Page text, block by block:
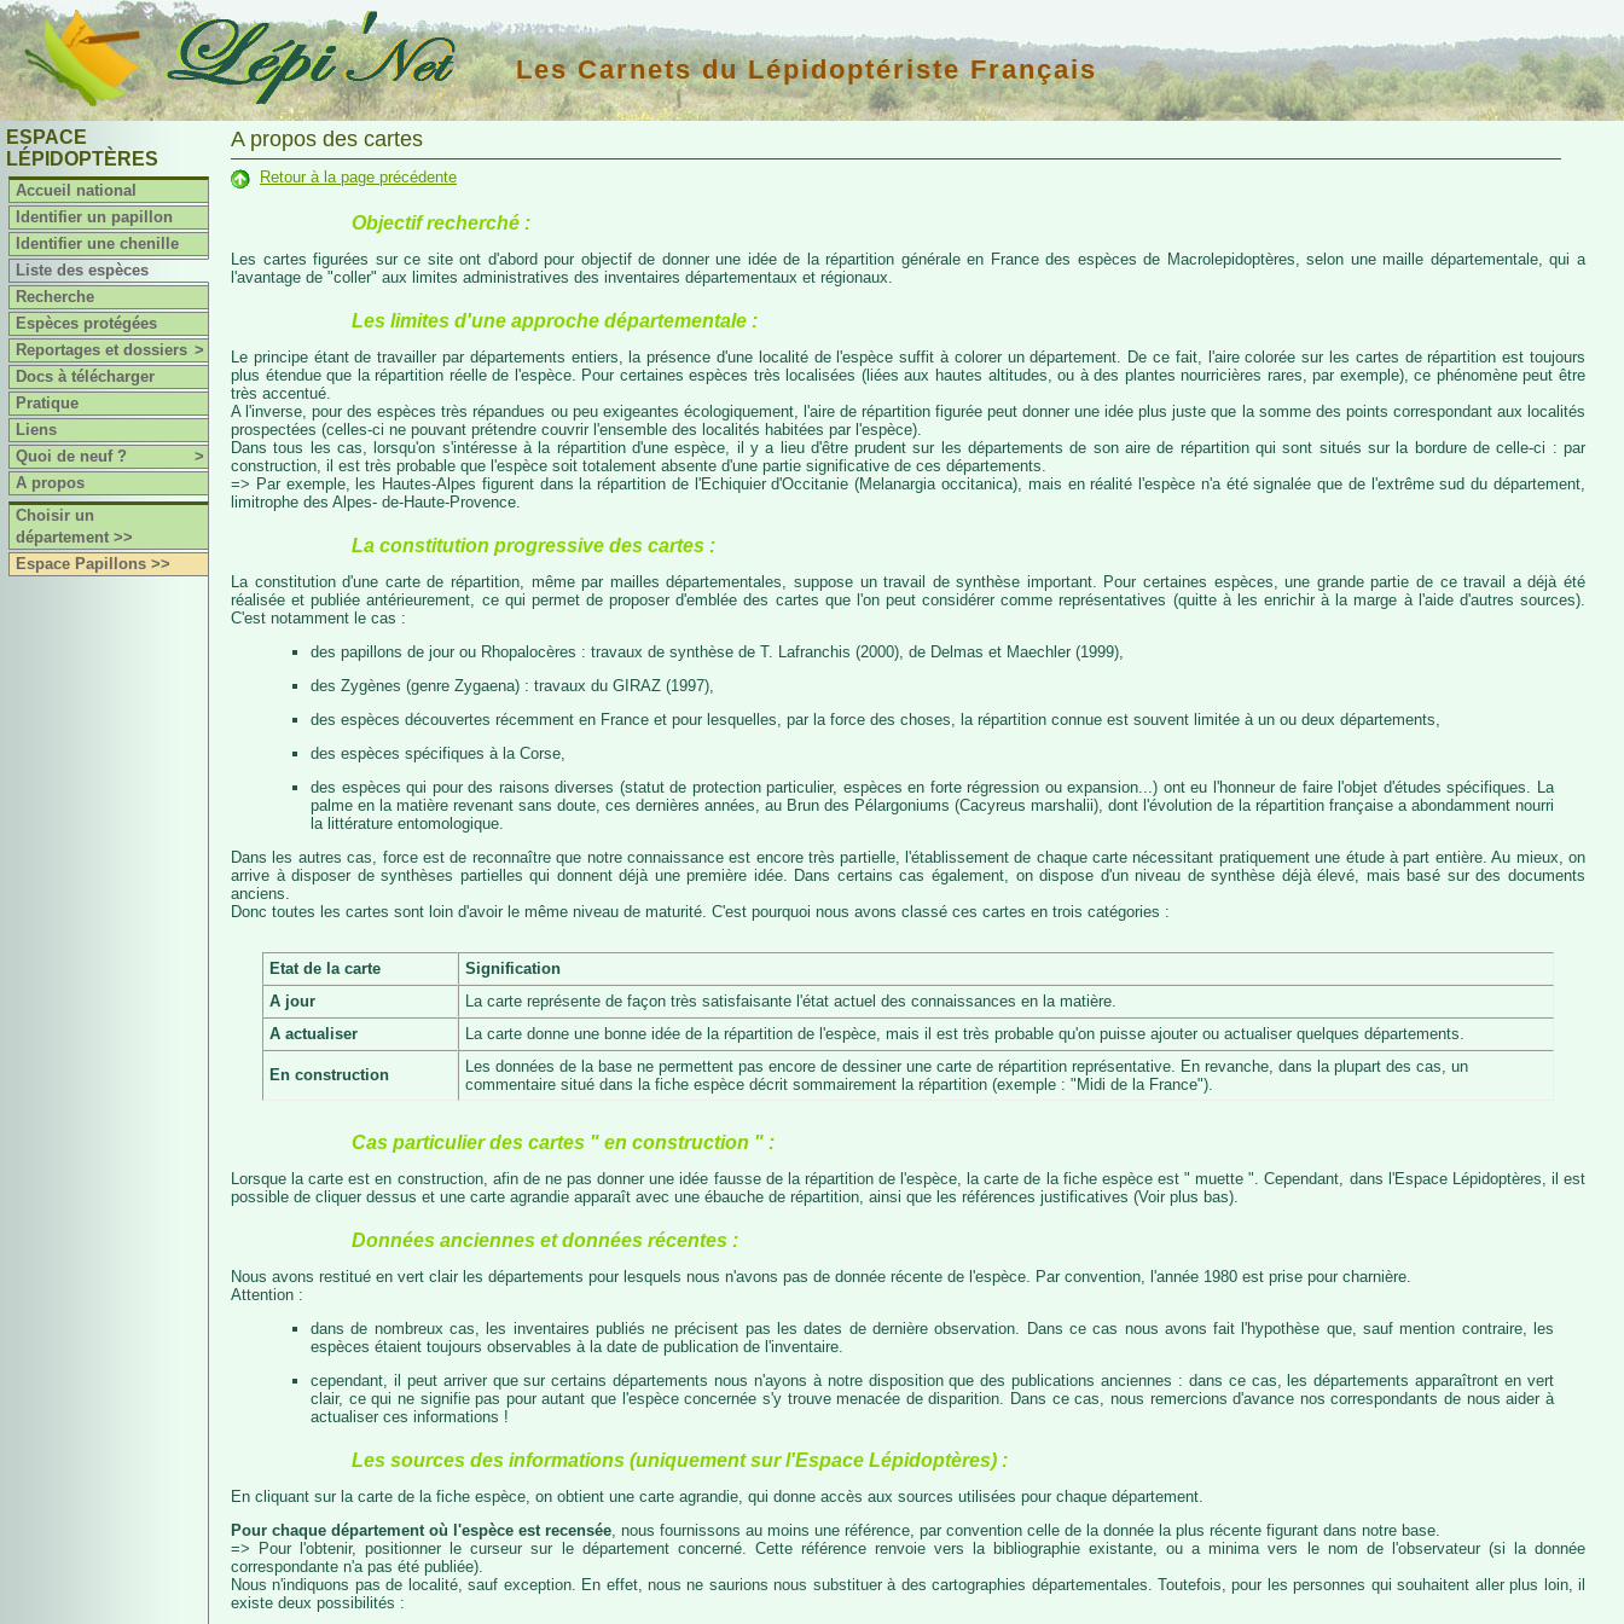
Les Carnets du Lépidoptériste Français
ESPACE
LÉPIDOPTÈRES
Accueil national
Identifier un papillon
Identifier une chenille
Liste des espèces
Recherche
Espèces protégées
Reportages et dossiers >
Docs à télécharger
Pratique
Liens
Quoi de neuf ?
>
A propos
Choisir un
département >>
Espace Papillons >>
A propos des cartes
Retour à la page précédente
Objectif recherché :
Les cartes figurées sur ce site ont d'abord pour objectif de donner une idée de la répartition générale en France des espèces de Macrolepidoptères, selon une maille départementale, qui a
l'avantage de "coller" aux limites administratives des inventaires départementaux et régionaux.
Les limites d'une approche départementale :
Le principe étant de travailler par départements entiers, la présence d'une localité de l'espèce suffit à colorer un département. De ce fait, l'aire colorée sur les cartes de répartition est toujours
plus étendue que la répartition réelle de l'espèce. Pour certaines espèces très localisées (liées aux hautes altitudes, ou à des plantes nourricières rares, par exemple), ce phénomène peut être
très accentué.
A l'inverse, pour des espèces très répandues ou peu exigeantes écologiquement, l'aire de répartition figurée peut donner une idée plus juste que la somme des points correspondant aux localités
prospectées (celles-ci ne pouvant prétendre couvrir l'ensemble des localités habitées par l'espèce).
Dans tous les cas, lorsqu'on s'intéresse à la répartition d'une espèce, il y a lieu d'être prudent sur les départements de son aire de répartition qui sont situés sur la bordure de celle-ci : par
construction, il est très probable que l'espèce soit totalement absente d'une partie significative de ces départements.
=> Par exemple, les Hautes-Alpes figurent dans la répartition de l'Echiquier d'Occitanie (Melanargia occitanica), mais en réalité l'espèce n'a été signalée que de l'extrême sud du département,
limitrophe des Alpes- de-Haute-Provence.
La constitution progressive des cartes :
La constitution d'une carte de répartition, même par mailles départementales, suppose un travail de synthèse important. Pour certaines espèces, une grande partie de ce travail a déjà été
réalisée et publiée antérieurement, ce qui permet de proposer d'emblée des cartes que l'on peut considérer comme représentatives (quitte à les enrichir à la marge à l'aide d'autres sources).
C'est notamment le cas :
des papillons de jour ou Rhopalocères : travaux de synthèse de T. Lafranchis (2000), de Delmas et Maechler (1999),
des Zygènes (genre Zygaena) : travaux du GIRAZ (1997),
des espèces découvertes récemment en France et pour lesquelles, par la force des choses, la répartition connue est souvent limitée à un ou deux départements,
des espèces spécifiques à la Corse,
des espèces qui pour des raisons diverses (statut de protection particulier, espèces en forte régression ou expansion...) ont eu l'honneur de faire l'objet d'études spécifiques. La
palme en la matière revenant sans doute, ces dernières années, au Brun des Pélargoniums (Cacyreus marshalii), dont l'évolution de la répartition française a abondamment nourri
la littérature entomologique.
Dans les autres cas, force est de reconnaître que notre connaissance est encore très partielle, l'établissement de chaque carte nécessitant pratiquement une étude à part entière. Au mieux, on
arrive à disposer de synthèses partielles qui donnent déjà une première idée. Dans certains cas également, on dispose d'un niveau de synthèse déjà élevé, mais basé sur des documents
anciens.
Donc toutes les cartes sont loin d'avoir le même niveau de maturité. C'est pourquoi nous avons classé ces cartes en trois catégories :
Etat de la carte
Signification
A jour
La carte représente de façon très satisfaisante l'état actuel des connaissances en la matière.
A actualiser
La carte donne une bonne idée de la répartition de l'espèce, mais il est très probable qu'on puisse ajouter ou actualiser quelques départements.
En construction
Les données de la base ne permettent pas encore de dessiner une carte de répartition représentative. En revanche, dans la plupart des cas, un
commentaire situé dans la fiche espèce décrit sommairement la répartition (exemple : "Midi de la France").
Cas particulier des cartes " en construction " :
Lorsque la carte est en construction, afin de ne pas donner une idée fausse de la répartition de l'espèce, la carte de la fiche espèce est " muette ". Cependant, dans l'Espace Lépidoptères, il est
possible de cliquer dessus et une carte agrandie apparaît avec une ébauche de répartition, ainsi que les références justificatives (Voir plus bas).
Données anciennes et données récentes :
Nous avons restitué en vert clair les départements pour lesquels nous n'avons pas de donnée récente de l'espèce. Par convention, l'année 1980 est prise pour charnière.
Attention :
dans de nombreux cas, les inventaires publiés ne précisent pas les dates de dernière observation. Dans ce cas nous avons fait l'hypothèse que, sauf mention contraire, les
espèces étaient toujours observables à la date de publication de l'inventaire.
cependant, il peut arriver que sur certains départements nous n'ayons à notre disposition que des publications anciennes : dans ce cas, les départements apparaîtront en vert
clair, ce qui ne signifie pas pour autant que l'espèce concernée s'y trouve menacée de disparition. Dans ce cas, nous remercions d'avance nos correspondants de nous aider à
actualiser ces informations !
Les sources des informations (uniquement sur l'Espace Lépidoptères) :
En cliquant sur la carte de la fiche espèce, on obtient une carte agrandie, qui donne accès aux sources utilisées pour chaque département.
Pour chaque département où l'espèce est recensée , nous fournissons au moins une référence, par convention celle de la donnée la plus récente figurant dans notre base.
=> Pour l'obtenir, positionner le curseur sur le département concerné. Cette référence renvoie vers la bibliographie existante, ou a minima vers le nom de l'observateur (si la donnée
correspondante n'a pas été publiée).
Nous n'indiquons pas de localité, sauf exception. En effet, nous ne saurions nous substituer à des cartographies départementales. Toutefois, pour les personnes qui souhaitent aller plus loin, il
existe deux possibilités :